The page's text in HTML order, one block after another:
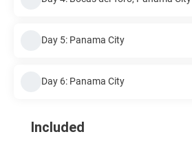
Day 5: Panama City
Day 6: Panama City
Included